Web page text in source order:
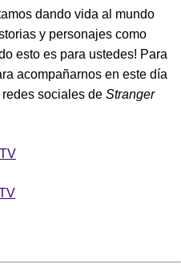
dando vida al mundo
y personajes como
esto es para ustedes! Para
acompañarnos en este día
sociales de Stranger